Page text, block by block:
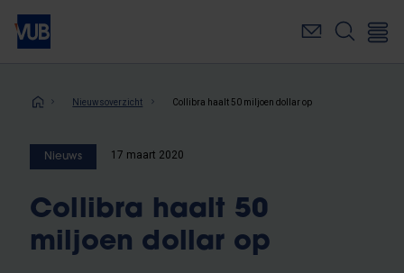
Overslaan
naar
inhoudKruimelpad
Nieuwsoverzicht Collibra haalt 50 miljoen dollar op
Nieuws 17 maart 2020
Collibra haalt 50
miljoen dollar op